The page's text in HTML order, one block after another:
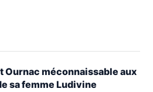
Ournac méconnaissable aux
sa femme Ludivine